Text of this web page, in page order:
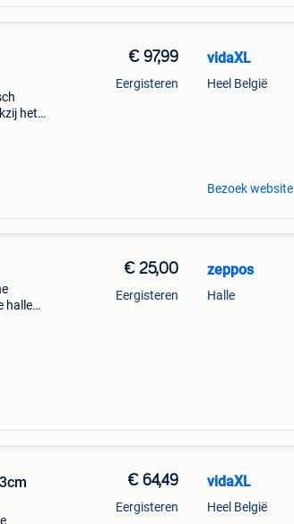
het
€ 97,99
Eergisteren
vidaXL
Heel België
Bezoek website
halle
€ 25,00
Eergisteren
zeppos
Halle
€ 64,49
Eergisteren
vidaXL
Heel België